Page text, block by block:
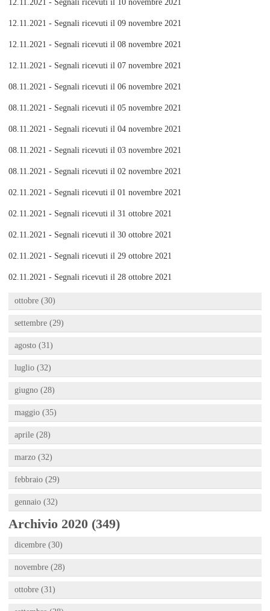
12.11.2021 - Segnali ricevuti il 09 novembre 2021
12.11.2021 - Segnali ricevuti il 08 novembre 2021
12.11.2021 - Segnali ricevuti il 07 novembre 2021
08.11.2021 - Segnali ricevuti il 06 novembre 2021
08.11.2021 - Segnali ricevuti il 05 novembre 2021
08.11.2021 - Segnali ricevuti il 04 novembre 2021
08.11.2021 - Segnali ricevuti il 03 novembre 2021
08.11.2021 - Segnali ricevuti il 02 novembre 2021
02.11.2021 - Segnali ricevuti il 01 novembre 2021
02.11.2021 - Segnali ricevuti il 31 ottobre 2021
02.11.2021 - Segnali ricevuti il 30 ottobre 2021
02.11.2021 - Segnali ricevuti il 29 ottobre 2021
02.11.2021 - Segnali ricevuti il 28 ottobre 2021
ottobre (30)
settembre (29)
agosto (31)
luglio (32)
giugno (28)
maggio (35)
aprile (28)
marzo (32)
febbraio (29)
gennaio (32)
Archivio 2020 (349)
dicembre (30)
novembre (28)
ottobre (31)